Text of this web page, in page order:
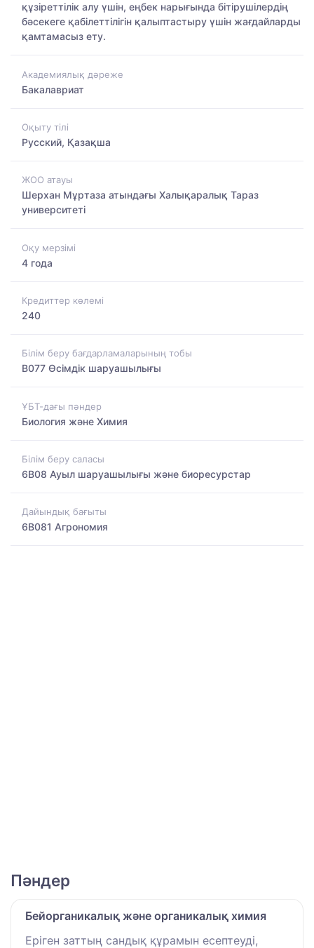
құзіреттілік алу үшін, еңбек нарығында бітірушілердің
бәсекеге қабілеттілігін қалыптастыру үшін жағдайларды
қамтамасыз ету.
Академиялық дәреже
Бакалавриат
Оқыту тілі
Русский, Қазақша
ЖОО атауы
Шерхан Мұртаза атындағы Халықаралық Тараз
университеті
Оқу мерзімі
4 года
Кредиттер көлемі
240
Білім беру бағдарламаларының тобы
B077 Өсімдік шаруашылығы
ҰБТ-дағы пәндер
Биология және Химия
Білім беру саласы
6B08 Ауыл шаруашылығы және биоресурстар
Дайындық бағыты
6B081 Агрономия
Пәндер
Бейорганикалық және органикалық химия
Еріген заттың сандық құрамын есептеуді,